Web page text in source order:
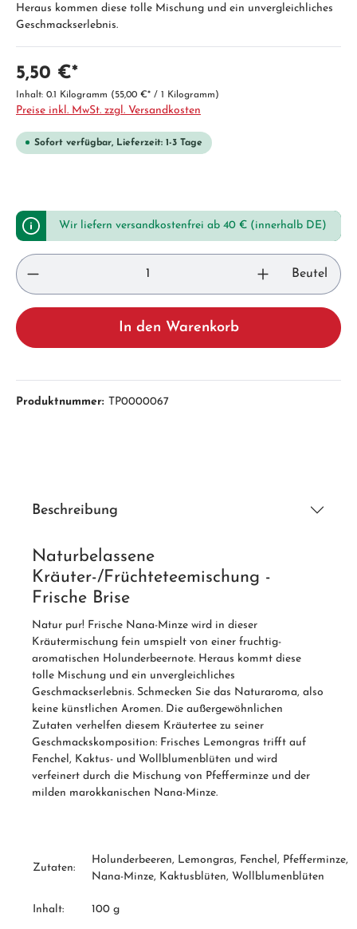
Heraus kommen diese tolle Mischung und ein unvergleichliches
Geschmackserlebnis.
5,50 €*
Inhalt: 0.1 Kilogramm (55,00 €* / 1 Kilogramm)
Preise inkl. MwSt. zzgl. Versandkosten
Sofort verfügbar, Lieferzeit: 1-3 Tage
Wir liefern versandkostenfrei ab 40 € (innerhalb DE)
Beutel
In den Warenkorb
Produktnummer: TP0000067
Beschreibung
Naturbelassene
Kräuter-/Früchteteemischung -
Frische Brise
Natur pur! Frische Nana-Minze wird in dieser
Kräutermischung fein umspielt von einer fruchtig-
aromatischen Holunderbeernote. Heraus kommt diese
tolle Mischung und ein unvergleichliches
Geschmackserlebnis. Schmecken Sie das Naturaroma, also
keine künstlichen Aromen. Die außergewöhnlichen
Zutaten verhelfen diesem Kräutertee zu seiner
Geschmackskomposition: Frisches Lemongras trifft auf
Fenchel, Kaktus- und Wollblumenblüten und wird
verfeinert durch die Mischung von Pfefferminze und der
milden marokkanischen Nana-Minze.
Zutaten:
Holunderbeeren, Lemongras, Fenchel, Pfefferminze,
Nana-Minze, Kaktusblüten, Wollblumenblüten
Inhalt: 100 g